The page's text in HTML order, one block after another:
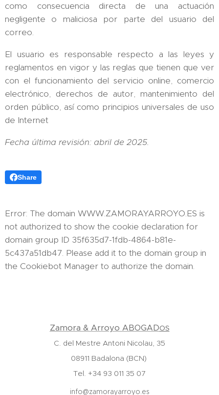
como consecuencia directa de una actuación
negligente o maliciosa por parte del usuario del
correo.
El usuario es responsable respecto a las leyes y
reglamentos en vigor y las reglas que tienen que ver
con el funcionamiento del servicio online, comercio
electrónico, derechos de autor, mantenimiento del
orden público, así como principios universales de uso
de Internet
Fecha última revisión: abril de 2025.
Share
Error: The domain WWW.ZAMORAYARROYO.ES is
not authorized to show the cookie declaration for
domain group ID 35f635d7-1fdb-4864-b81e-
5c437a51db47. Please add it to the domain group in
the Cookiebot Manager to authorize the domain.
Zamora & Arroyo ABOGADOS
C. del Mestre Antoni Nicolau, 35
08911 Badalona (BCN)
Tel. +34 93 011 35 07
info@zamorayarroyo.es